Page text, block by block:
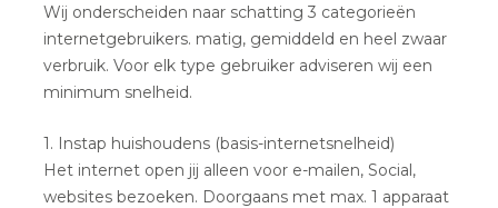
Wij onderscheiden naar schatting 3 categorieën
internetgebruikers. matig, gemiddeld en heel zwaar
verbruik. Voor elk type gebruiker adviseren wij een
minimum snelheid.
1. Instap huishoudens (basis-internetsnelheid)
Het internet open jij alleen voor e-mailen, Social,
websites bezoeken. Doorgaans met max. 1 apparaat